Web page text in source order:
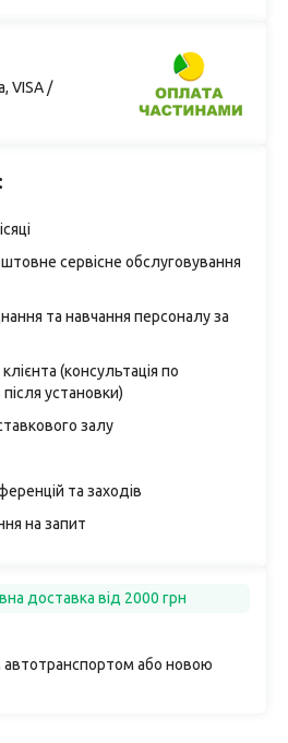
VISA /
сервісне обслуговування
та навчання персоналу за
(консультація по
установки)
залу
та заходів
на запит
або новою
доставка від 2000 грн